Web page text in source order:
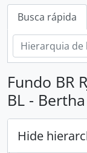
Busca rápida
Fundo BR
BL -
Hide